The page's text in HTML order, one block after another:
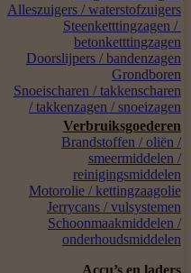
Alleszuigers / waterstofzuigers
Steenketttingzagen /
betonketttingzagen
Doorslijpers / bandenzagen
Grondboren
Snoeischaren / takkenscharen
/ takkenzagen / snoeizagen
Verbruiksgoederen
Brandstoffen / oliën /
smeermiddelen /
reinigingsmiddelen
Motorolie / kettingzaagolie
Jerrycans / vulsystemen
Schoonmaakmiddelen /
onderhoudsmiddelen
Accu’s en laders